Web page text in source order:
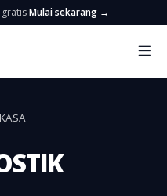
gratisMulai sekarang →